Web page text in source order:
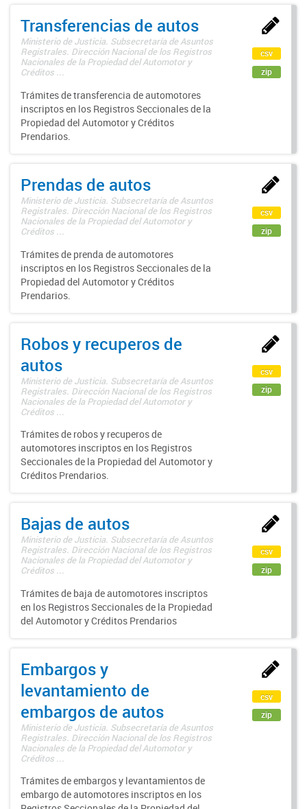
Transferencias de autos
Ministerio de Justicia. Subsecretaría de Asuntos
Registrales. Dirección Nacional de los Registros
Nacionales de la Propiedad del Automotor y
Créditos ...
Trámites de transferencia de automotores
inscriptos en los Registros Seccionales de la
Propiedad del Automotor y Créditos
Prendarios.
csv
zip
Prendas de autos
Ministerio de Justicia. Subsecretaría de Asuntos
Registrales. Dirección Nacional de los Registros
Nacionales de la Propiedad del Automotor y
Créditos ...
Trámites de prenda de automotores
inscriptos en los Registros Seccionales de la
Propiedad del Automotor y Créditos
Prendarios.
csv
zip
Robos y recuperos de
autos
Ministerio de Justicia. Subsecretaría de Asuntos
Registrales. Dirección Nacional de los Registros
Nacionales de la Propiedad del Automotor y
Créditos ...
Trámites de robos y recuperos de
automotores inscriptos en los Registros
Seccionales de la Propiedad del Automotor y
Créditos Prendarios.
csv
zip
Bajas de autos
Ministerio de Justicia. Subsecretaría de Asuntos
Registrales. Dirección Nacional de los Registros
Nacionales de la Propiedad del Automotor y
Créditos ...
Trámites de baja de automotores inscriptos
en los Registros Seccionales de la Propiedad
del Automotor y Créditos Prendarios
csv
zip
Embargos y
levantamiento de
embargos de autos
Ministerio de Justicia. Subsecretaría de Asuntos
Registrales. Dirección Nacional de los Registros
Nacionales de la Propiedad del Automotor y
Créditos ...
Trámites de embargos y levantamientos de
embargo de automotores inscriptos en los
csv
zip